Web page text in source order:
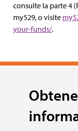
consulte la parte 4
my529, o visite
your-funds/.